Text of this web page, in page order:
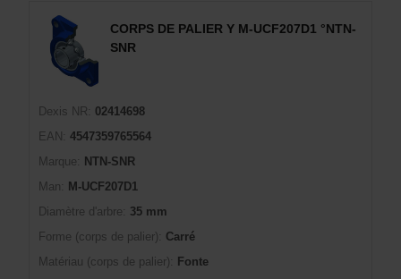
CORPS DE PALIER Y M-UCF207D1 °NTN-
SNR
Dexis NR:
02414698
EAN:
4547359765564
Marque:
NTN-SNR
Man:
M-UCF207D1
Diamètre d'arbre:
35 mm
Forme (corps de palier):
Carré
Matériau (corps de palier):
Fonte